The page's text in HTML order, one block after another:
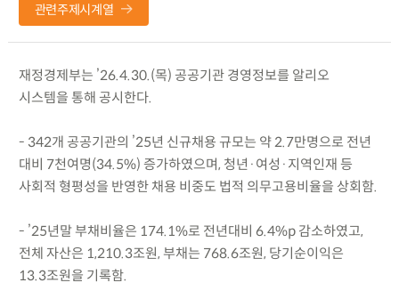
관련주제시계열
재정경제부는 ’26.4.30.(목) 공공기관 경영정보를 알리오
시스템을 통해 공시한다.
- 342개 공공기관의 ’25년 신규채용 규모는 약 2.7만명으로 전년
대비 7천여명(34.5%) 증가하였으며, 청년·여성·지역인재 등
사회적 형평성을 반영한 채용 비중도 법적 의무고용비율을 상회함.
- ’25년말 부채비율은 174.1%로 전년대비 6.4%p 감소하였고,
전체 자산은 1,210.3조원, 부채는 768.6조원, 당기순이익은
13.3조원을 기록함.